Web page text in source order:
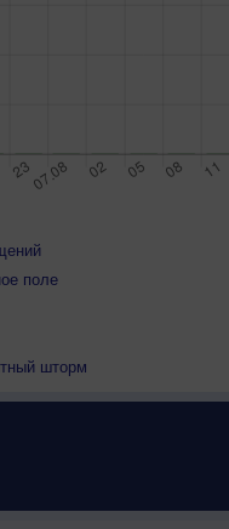
поле
шторм